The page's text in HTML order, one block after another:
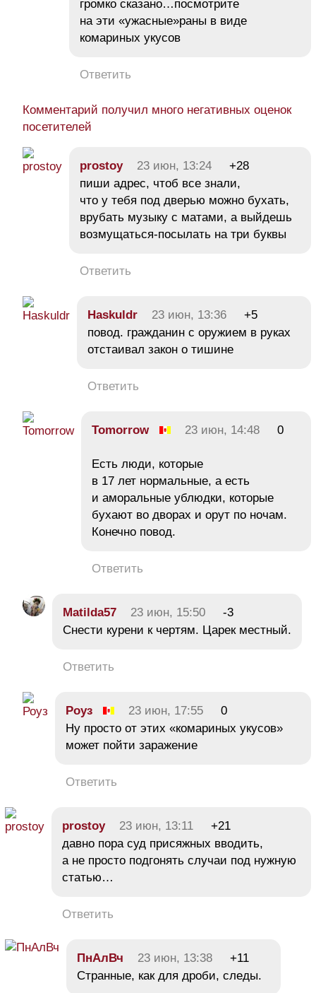
громко сказано…посмотрите
на эти «ужасные»раны в виде
комариных укусов
Ответить
Комментарий получил много негативных оценок
посетителей
prostoy 23 июн, 13:24
+28
пиши адрес, чтоб все знали,
что у тебя под дверью можно бухать,
врубать музыку с матами, а выйдешь
возмущаться-посылать на три буквы
Ответить
Haskuldr 23 июн, 13:36
+5
повод. гражданин с оружием в руках
отстаивал закон о тишине
Ответить
Tomorrow 23 июн, 14:48 0
Есть люди, которые
в 17 лет нормальные, а есть
и аморальные ублюдки, которые
бухают во дворах и орут по ночам.
Конечно повод.
Ответить
Matilda57 23 июн, 15:50
-3
Снести курени к чертям. Царек местный.
Ответить
Роуз 23 июн, 17:55
0
Ну просто от этих «комариных укусов»
может пойти заражение
Ответить
prostoy 23 июн, 13:11
+21
давно пора суд присяжных вводить,
а не просто подгонять случаи под нужную
статью…
Ответить
ПнАлВч 23 июн, 13:38
+11
Странные, как для дроби, следы.